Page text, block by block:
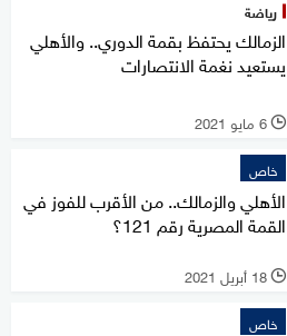
رياضة
الزمالك يحتفظ بقمة الدوري.. والأهلي
يستعيد نغمة الانتصارات
l 6 مايو 2021
خاص
الأهلي والزمالك.. من الأقرب للفوز في
القمة المصرية رقم 121؟
l 18 أبريل 2021
خاص